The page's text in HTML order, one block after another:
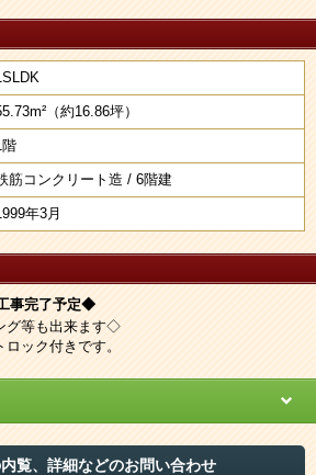
（約16.86坪）
階
筋コンクリート造 / 6階建
年3月
事完了予定◆
グ等も出来ます◇
ック付きです。
覧、詳細などのお問い合わせ